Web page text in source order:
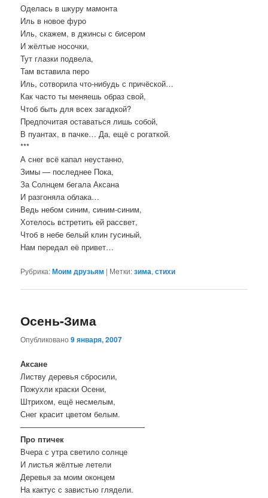
Оделась в шкуру мамонта
Иль в новое фуро
Иль, скажем, в джинсы с бисером
И жёлтые носочки,
Тут глазки подвела,
Там вставила перо
Иль, сотворила что-нибудь с причёской…
Как часто ты меняешь образ свой,
Чтоб быть для всех загадкой?
Предпочитая оставаться лишь собой,
В пуантах, в пачке… Да, ещё с рогаткой.
***
А снег всё капал неустанно,
Зимы — последнее Пока,
За Солнцем бегала Аксана
И разгоняла облака…
Ведь небом синим, синим-синим,
Хотелось встретить ей рассвет,
Чтоб в небе белый клин гусиный,
Нам передал её привет…
Рубрика:Моим друзьям | Метки:зима,стихи
Осень-Зима
Опубликовано9 января, 2007
Аксане
Листву деревья сбросили,
Пожухли краски Осени,
Штрихом, ещё несмелым,
Снег красит цветом белым.
————————————————
Про птичек
Вчера с утра светило солнце
И листья жёлтые летели
Деревья за моим оконцем
На кактус с завистью глядели.